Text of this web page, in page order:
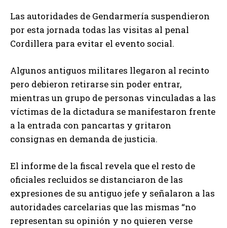
Las autoridades de Gendarmería suspendieron
por esta jornada todas las visitas al penal
Cordillera para evitar el evento social.
Algunos antiguos militares llegaron al recinto
pero debieron retirarse sin poder entrar,
mientras un grupo de personas vinculadas a las
víctimas de la dictadura se manifestaron frente
a la entrada con pancartas y gritaron
consignas en demanda de justicia.
El informe de la fiscal revela que el resto de
oficiales recluidos se distanciaron de las
expresiones de su antiguo jefe y señalaron a las
autoridades carcelarias que las mismas “no
representan su opinión y no quieren verse